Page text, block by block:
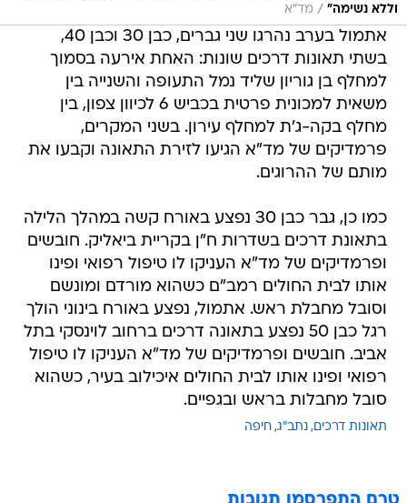
וללא נשימה" / מד"א
אתמול בערב נהרגו שני גברים, כבן 30 וכבן 40,
בשתי תאונות דרכים שונות: האחת אירעה בסמוך
למחלף בן גוריון שליד נמל התעופה והשנייה בין
משאית למכונית פרטית בכביש 6 לכיוון צפון, בין
מחלף בקה-ג'ת למחלף עירון. בשני המקרים,
פרמדיקים של מד"א הגיעו לזירת התאונה וקבעו את
מותם של ההרוגים.
כמו כן, גבר כבן 30 נפצע באורח קשה במהלך הלילה
בתאונת דרכים בשדרות ח"ן בקריית ביאליק. חובשים
ופרמדיקים של מד"א העניקו לו טיפול רפואי ופינו
אותו לבית החולים רמב"ם כשהוא מורדם ומונשם
וסובל מחבלת ראש. אתמול, נפצע באורח בינוני הולך
רגל כבן 50 נפצע בתאונה דרכים ברחוב לוינסקי בתל
אביב. חובשים ופרמדיקים של מד"א העניקו לו טיפול
רפואי ופינו אותו לבית החולים איכילוב בעיר, כשהוא
סובל מחבלות בראש ובגפיים.
תאונות דרכים נתב"ג חיפה